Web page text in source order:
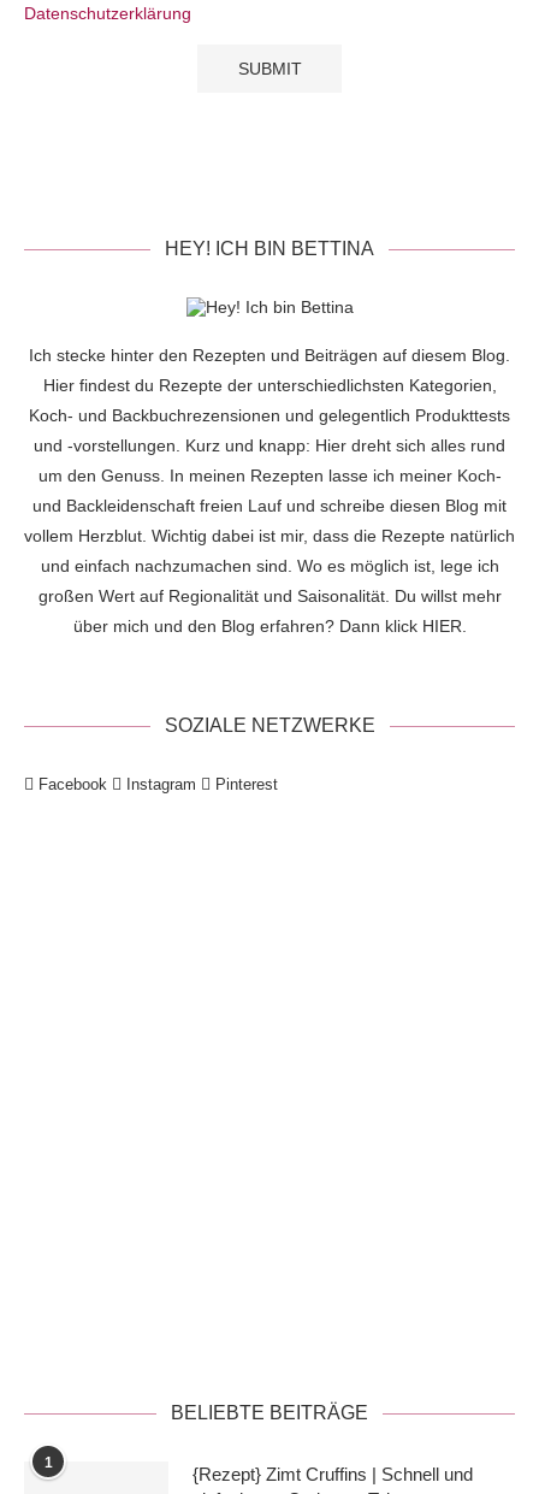
Datenschutzerklärung
HEY! ICH BIN BETTINA
Ich stecke hinter den Rezepten und Beiträgen auf diesem Blog.
Hier findest du Rezepte der unterschiedlichsten Kategorien,
Koch- und Backbuchrezensionen und gelegentlich Produkttests
und -vorstellungen. Kurz und knapp: Hier dreht sich alles rund
um den Genuss. In meinen Rezepten lasse ich meiner Koch-
und Backleidenschaft freien Lauf und schreibe diesen Blog mit
vollem Herzblut. Wichtig dabei ist mir, dass die Rezepte natürlich
und einfach nachzumachen sind. Wo es möglich ist, lege ich
großen Wert auf Regionalität und Saisonalität. Du willst mehr
über mich und den Blog erfahren? Dann klick HIER.
SOZIALE NETZWERKE
Facebook Instagram Pinterest
BELIEBTE BEITRÄGE
1
{Rezept} Zimt Cruffins | Schnell und